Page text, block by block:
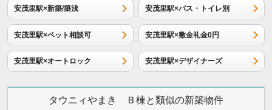
安茂里駅×新築/築浅 安茂里駅×バス・トイレ別
安茂里駅×ペット相談可 安茂里駅×敷金礼金0円
安茂里駅×オートロック 安茂里駅×デザイナーズ
タウニィやまき Ｂ棟と類似の新築物件